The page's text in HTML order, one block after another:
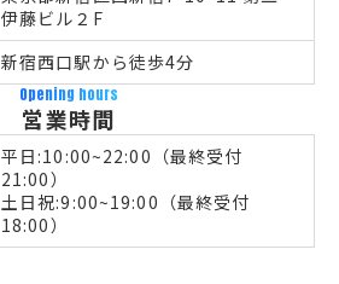
伊藤ビル２F
新宿西口駅から徒歩4分
Opening hours
営業時間
平日:10:00~22:00（最終受付
21:00）
土日祝:9:00~19:00（最終受付
18:00）